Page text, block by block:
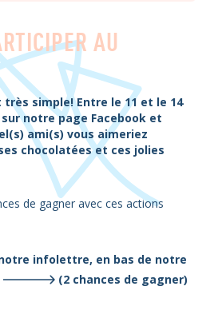
AU
très simple! Entre le 11 et le 14
notre page Facebook et
ami(s) vous aimeriez
chocolatées et ces jolies
de gagner avec ces actions
infolettre, en bas de notre
(2 chances de gagner)